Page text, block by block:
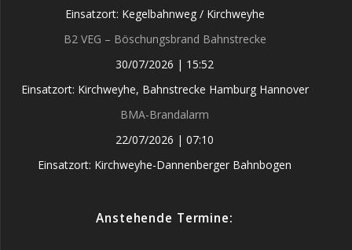
Einsatzort: Kegelbahnweg / Kirchweyhe
B2 VEG – Böschungsbrand Bahnstrecke
30/07/2026 | 15:52
Einsatzort: Kirchweyhe, Bahnstrecke Hamburg Hannover
BMA-Brandalarm
22/07/2026 | 07:10
Einsatzort: Kirchweyhe-Dannenberger Bahnbogen
Anstehende Termine: